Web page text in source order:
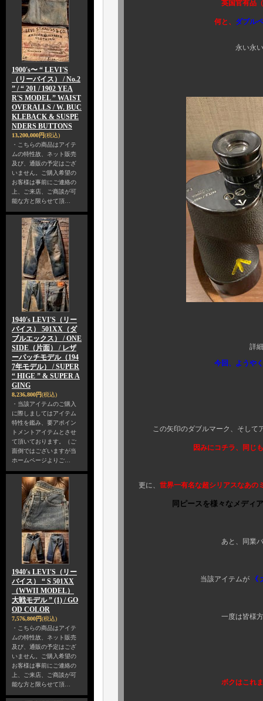
1900's〜 “ LEVI'S
（リーバイス） / No.2
” / “ 201 / 1902 YEA
R'S MODEL ” WAIST
OVERALLS / W. BUC
KLEBACK & SUSPE
NDERS BUTTONS
13,200,000円(税込)
・こちらの商品はアイテ
ムの特性故、ネット販売
及び、通販の予定はござ
いません。ご購入希望の
お客様は事前にご連絡の
上、ご来店、ご商談が可
能な方と限らせて頂…
1940's LEVI'S（リー
バイス） 501XX（ダ
ブルエックス） / ONE
SIDE（片面） / レザ
ーパッチモデル（194
7年モデル） / SUPER
“ HIGE ” & SUPER A
GING
8,236,800円(税込)
・当該アイテムのご購入
に際しましてはアイテム
特性を鑑み、要アポイン
トメントアイテムとさせ
て頂いております。（ご
面倒ではございますが当
ホームページよりご…
1940's LEVI'S（リー
バイス） “ S 501XX
（WWII MODEL）
大戦モデル ” (1) / GO
OD COLOR
7,576,800円(税込)
・こちらの商品はアイテ
ムの特性故、ネット販売
及び、通販の予定はござ
いません。ご購入希望の
お客様は事前にご連絡の
上、ご来店、ご商談が可
能な方と限らせて頂…
英国官有品（官給品）の
何と、 ダブル
永い永い歳月をかけて
詳細は長くなるので
今回、ようや
この矢印のダブルマーク、そしてア
因みにコチラ、同じ
更に、 世界一有名な超シリアスなあの
同ピースを様々なメディ
あと、同業バイヤーの皆様
当該アイテムが 《
一度は皆様方、ご覧になら
ボクはこれまで、当該アイ